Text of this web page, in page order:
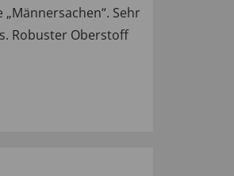
Sehr
Robuster Oberstoff